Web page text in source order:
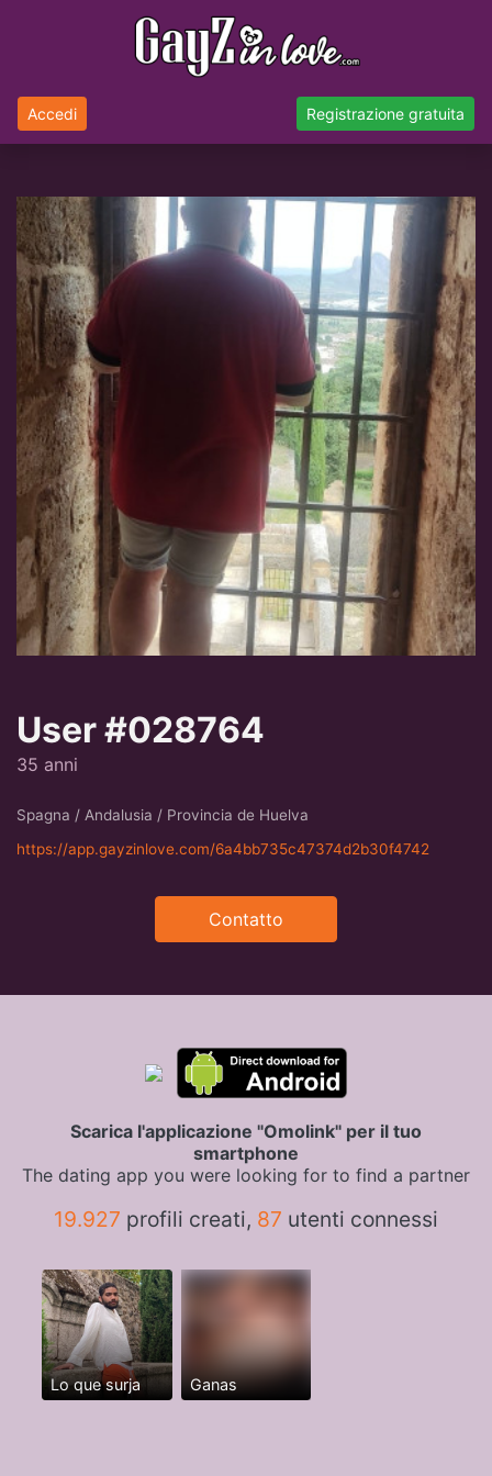
Accedi Registrazione gratuita
User #028764
35 anni
Spagna / Andalusia / Provincia de Huelva
https://app.gayzinlove.com/6a4bb735c47374d2b30f4742
Contatto
Scarica l'applicazione "Omolink" per il tuo
smartphone
The dating app you were looking for to find a partner
19.927 profili creati, 87 utenti connessi
Lo que surja Ganas